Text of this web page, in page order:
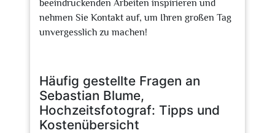
beeindruckenden Arbeiten inspirieren und
nehmen Sie Kontakt auf, um Ihren großen Tag
unvergesslich zu machen!
Häufig gestellte Fragen an
Sebastian Blume,
Hochzeitsfotograf: Tipps und
Kostenübersicht